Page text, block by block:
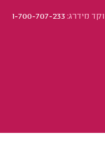
מידרג:1-700-707-233